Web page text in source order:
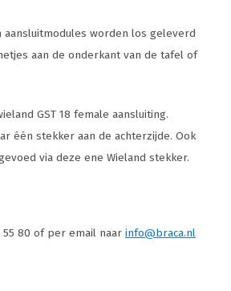
worden los geleverd
aan de onderkant van de tafel of
GST 18 female aansluiting.
één stekker aan de achterzijde. Ook
via deze ene Wieland stekker.
80 of per email naar info@braca.nl